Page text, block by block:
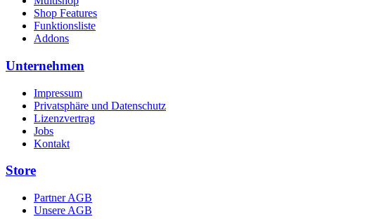
Shop Features
Funktionsliste
Addons
Unternehmen
Impressum
Privatsphäre und Datenschutz
Lizenzvertrag
Jobs
Kontakt
Store
Partner AGB
Unsere AGB